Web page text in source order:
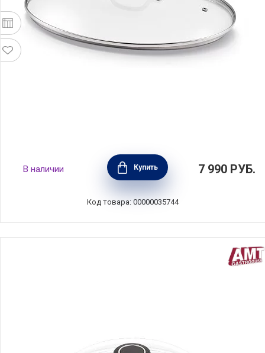
Крышка овальная для сковороды для рыбы,
стекло, BEKA, Бельгия, 13949384
В наличии Купить 7 990 РУБ.
Код товара: 00000035744